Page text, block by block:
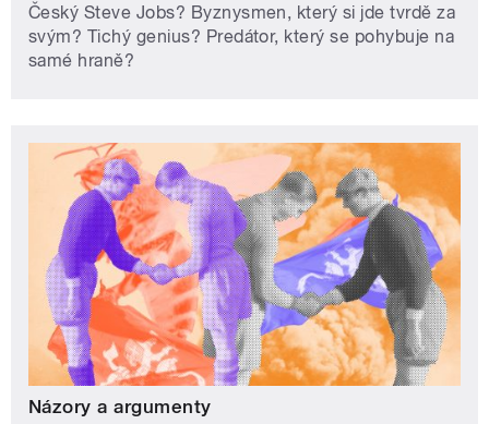
Český Steve Jobs? Byznysmen, který si jde tvrdě za
svým? Tichý genius? Predátor, který se pohybuje na
samé hraně?
Názory a argumenty